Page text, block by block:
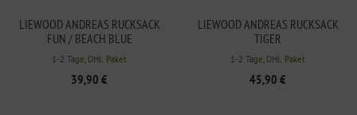
LIEWOOD ANDREAS RUCKSACK
FUN / BEACH BLUE
1-2 Tage, DHL Paket
39,90 €
LIEWOOD ANDREAS RUCKSACK
TIGER
1-2 Tage, DHL Paket
45,90 €